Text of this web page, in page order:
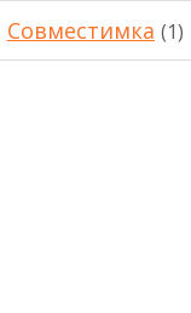
Совместимка (1)